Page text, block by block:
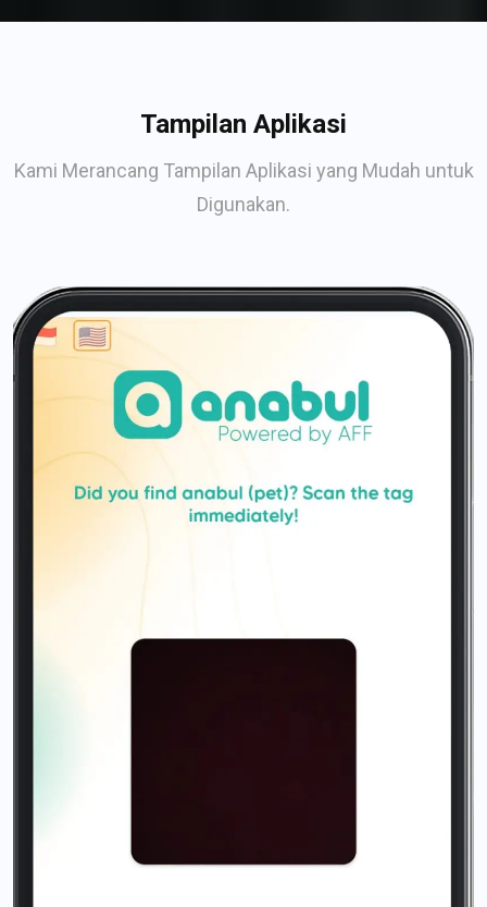
Tampilan Aplikasi
Kami Merancang Tampilan Aplikasi yang Mudah untuk
Digunakan.